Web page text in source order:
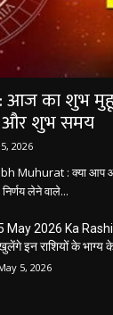
आज का शुभ
और शुभ समय
2026
Muhurat : क्या आप
लेने वाले...
May 2026 Ka
इन राशियों के भाग्य
5, 2026